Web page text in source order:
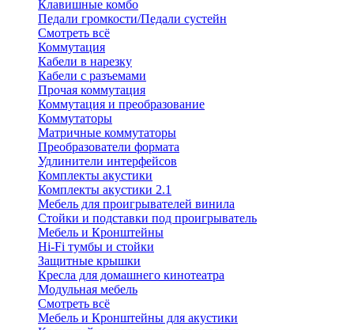
Клавишные комбо
Педали громкости/Педали сустейн
Смотреть всё
Коммутация
Кабели в нарезку
Кабели с разъемами
Прочая коммутация
Коммутация и преобразование
Коммутаторы
Матричные коммутаторы
Преобразователи формата
Удлинители интерфейсов
Комплекты акустики
Комплекты акустики 2.1
Мебель для проигрывателей винила
Стойки и подставки под проигрыватель
Мебель и Кронштейны
Hi-Fi тумбы и стойки
Защитные крышки
Кресла для домашнего кинотеатра
Модульная мебель
Смотреть всё
Мебель и Кронштейны для акустики